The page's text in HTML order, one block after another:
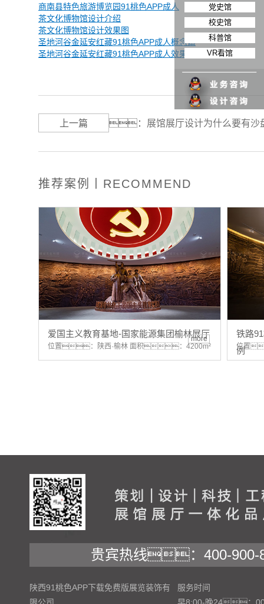
商南县特色旅游博览园91桃色APP成人
茶文化博物馆设计介绍
茶文化博物馆设计效果图
圣地河谷金延安红藏91桃色APP成人概念篇
圣地河谷金延安红藏91桃色APP成人效果图
上一篇 ： 展馆展厅设计为什么要有沙
推荐案例丨RECOMMEND
爱国主义教育基地-国家能源集团榆林展厅
位置：陕西·榆林 面积：4200m²
more
铁路
例
位置
贵宾热线：400-900-
陕西91桃色APP下载免费版展览装饰有
服务时间
党史馆
校史馆
科普馆
VR看馆